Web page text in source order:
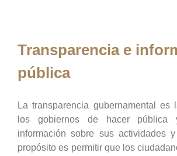
Transparencia e
pública
La transparencia gubernamental es
los gobiernos de hacer pública
información sobre sus actividades
propósito es permitir que los